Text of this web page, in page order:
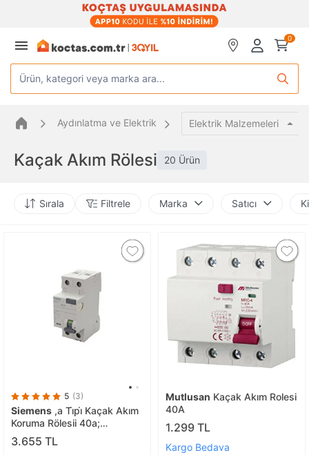
0
Ürün, kategori veya marka ara...
Aydınlatma ve Elektrik Elektrik Malzemeleri
Kaçak Akım Rölesi 20 Ürün
Sırala Filtrele Marka Satıcı
5 (3)
Siemens ,a Ti̇pi̇ Kaçak Akım
Koruma Rölesii 40a;
230v;30ma,5sv5314-6
3.655 TL
Mutlusan Kaçak Akım Rolesi
40A
1.299 TL
Kargo Bedava